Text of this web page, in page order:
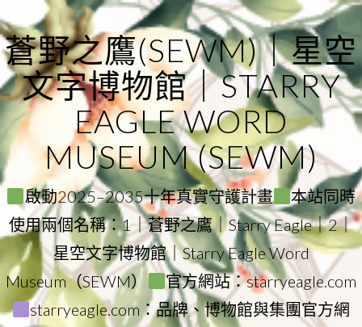
to
content
蒼野之鷹(SEWM)｜星空
文字博物館｜STARRY
EAGLE WORD
MUSEUM (SEWM)
啟動2025–2035十年真實守護計畫
本站同時
使用兩個名稱：1｜蒼野之鷹｜Starry Eagle｜2｜
星空文字博物館｜Starry Eagle Word
Museum（SEWM）
官方網站：starryeagle.com
starryeagle.com：品牌、博物館與集團官方網